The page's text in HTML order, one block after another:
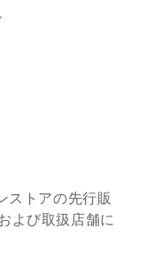
ストアの先行販
よび取扱店舗に